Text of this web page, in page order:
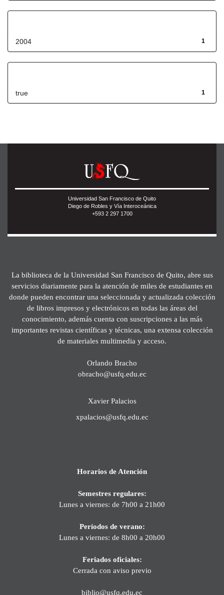
1
2004
1
true
Universidad San Francisco de Quito
Diego de Robles y Vía Interoceánica
+593 2 297 1700
La biblioteca de la Universidad San Francisco de Quito, abre sus
servicios diariamente para la atención de miles de estudiantes en
donde pueden encontrar una seleccionada y actualizada colección
de libros impresos y electrónicos en todas las áreas del
conocimiento, además cuenta con suscripciones a las más
importantes revistas científicas y técnicas, una extensa colección
de materiales multimedia y acceso.
Orlando Bracho
obracho@usfq.edu.ec
Xavier Palacios
xpalacios@usfq.edu.ec
Horarios de Atención
Semestres regulares:
Lunes a viernes: de 7h00 a 21h00
Períodos de verano:
Lunes a viernes: de 8h00 a 20h00
Feriados oficiales:
Cerrada con aviso previo
biblio@usfq.edu.ec